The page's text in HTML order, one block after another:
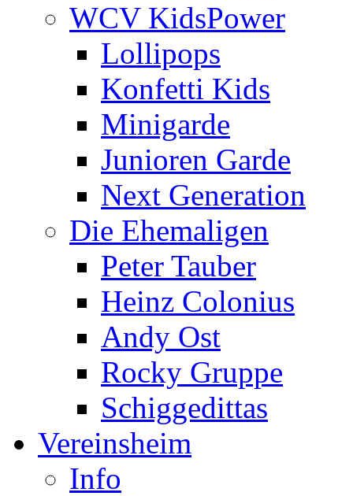
WCV KidsPower
Lollipops
Konfetti Kids
Minigarde
Junioren Garde
Next Generation
Die Ehemaligen
Peter Tauber
Heinz Colonius
Andy Ost
Rocky Gruppe
Schiggedittas
Vereinsheim
Info